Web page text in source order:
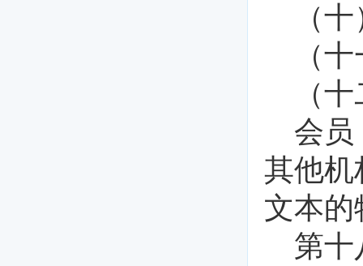
（
（
（
会员
其他机
文本的
第十